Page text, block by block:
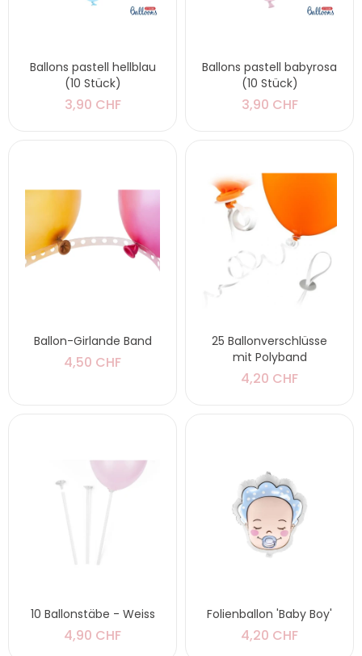
Ballons pastell hellblau
(10 Stück)
3,90 CHF
Ballons pastell babyrosa
(10 Stück)
3,90 CHF
Ballon-Girlande Band
4,50 CHF
25 Ballonverschlüsse
mit Polyband
4,20 CHF
10 Ballonstäbe - Weiss
4,90 CHF
Folienballon 'Baby Boy'
4,20 CHF